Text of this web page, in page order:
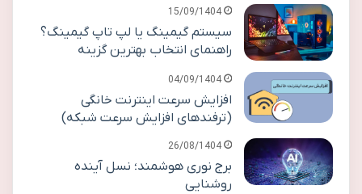
15/09/1404
سیستم گیمینگ یا لپ تاپ گیمینگ؟
راهنمای انتخاب بهترین گزینه
04/09/1404
افزایش سرعت اینترنت خانگی
(ترفندهای افزایش سرعت شبکه)
26/08/1404
برج نوری هوشمند؛ نسل آینده
روشنایی